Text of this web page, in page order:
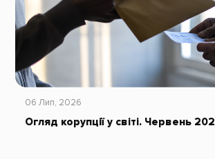
06 Лип, 2026
Огляд корупції у світі. Червень